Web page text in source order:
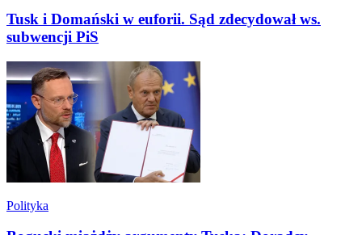
Tusk i Domański w euforii. Sąd zdecydował ws.
subwencji PiS
Polityka